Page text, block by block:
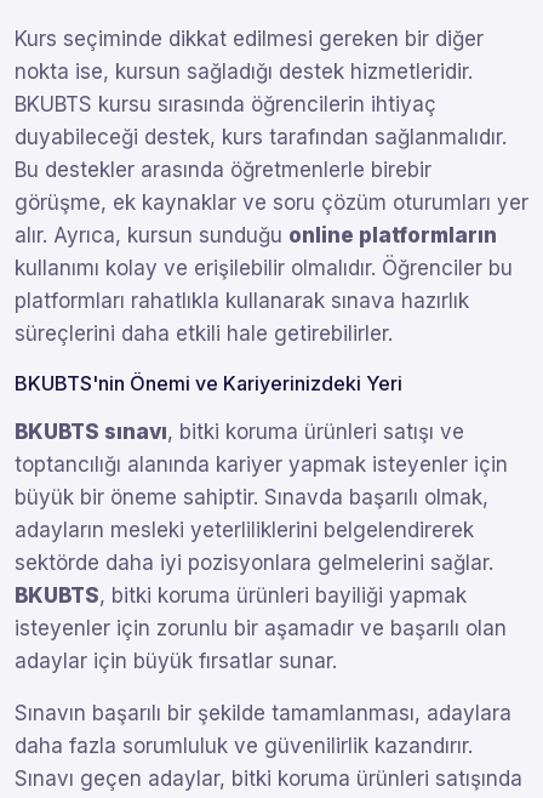
Kurs seçiminde dikkat edilmesi gereken bir diğer
nokta ise, kursun sağladığı destek hizmetleridir.
BKUBTS kursu sırasında öğrencilerin ihtiyaç
duyabileceği destek, kurs tarafından sağlanmalıdır.
Bu destekler arasında öğretmenlerle birebir
görüşme, ek kaynaklar ve soru çözüm oturumları yer
alır. Ayrıca, kursun sunduğu online platformların
kullanımı kolay ve erişilebilir olmalıdır. Öğrenciler bu
platformları rahatlıkla kullanarak sınava hazırlık
süreçlerini daha etkili hale getirebilirler.
BKUBTS'nin Önemi ve Kariyerinizdeki Yeri
BKUBTS sınavı, bitki koruma ürünleri satışı ve
toptancılığı alanında kariyer yapmak isteyenler için
büyük bir öneme sahiptir. Sınavda başarılı olmak,
adayların mesleki yeterliliklerini belgelendirerek
sektörde daha iyi pozisyonlara gelmelerini sağlar.
BKUBTS, bitki koruma ürünleri bayiliği yapmak
isteyenler için zorunlu bir aşamadır ve başarılı olan
adaylar için büyük fırsatlar sunar.
Sınavın başarılı bir şekilde tamamlanması, adaylara
daha fazla sorumluluk ve güvenilirlik kazandırır.
Sınavı geçen adaylar, bitki koruma ürünleri satışında